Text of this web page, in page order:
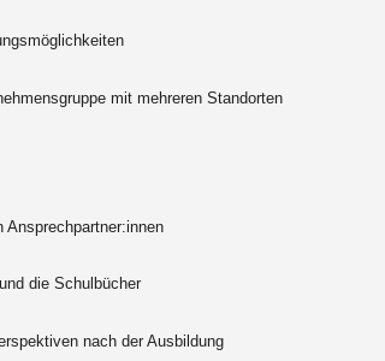
mit mehreren Standorten
Ansprechpartner:innen
die Schulbücher
nach der Ausbildung